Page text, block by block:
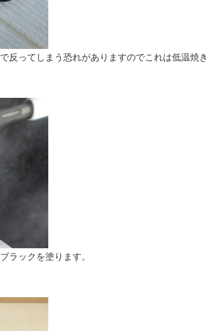
反ってしまう恐れがありますのでこれは低温焼き
ラックを塗ります。